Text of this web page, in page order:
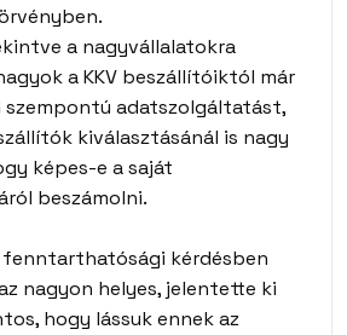
a nagyvállalatokra
a KKV beszállítóiktól már
szempontú adatszolgáltatást,
kiválasztásánál is nagy
képes-e a saját
beszámolni.
fenntarthatósági kérdésben
nagyon helyes, jelentette ki
hogy lássuk ennek az